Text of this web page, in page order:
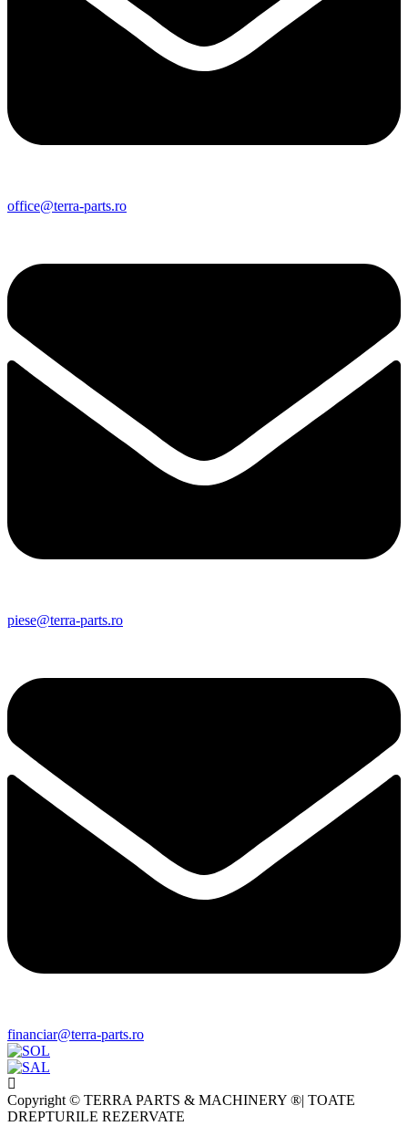
office@terra-parts.ro
piese@terra-parts.ro
financiar@terra-parts.ro
Copyright © TERRA PARTS & MACHINERY ®| TOATE
DREPTURILE REZERVATE